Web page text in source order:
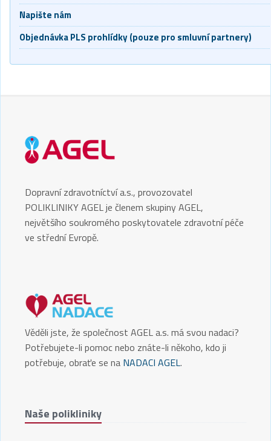
Napište nám
Objednávka PLS prohlídky (pouze pro smluvní partnery)
Dopravní zdravotníctví a.s., provozovatel
POLIKLINIKY AGEL je členem skupiny AGEL,
největšího soukromého poskytovatele zdravotní péče
ve střední Evropě.
Věděli jste, že společnost AGEL a.s. má svou nadaci?
Potřebujete-li pomoc nebo znáte-li někoho, kdo ji
potřebuje, obraťe se na NADACI AGEL.
Naše polikliniky